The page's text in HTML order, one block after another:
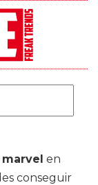
en
conseguir